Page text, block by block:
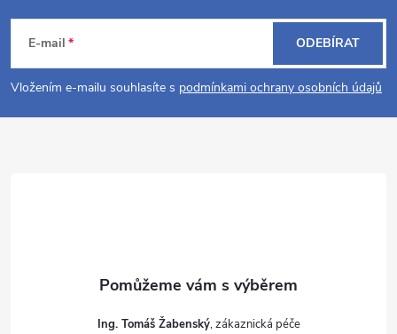
p
E-mail
Vložením e-mailu souhlasíte s podmínkami ochrany osobních údajů
ODEBÍRAT
Ing. Tomáš Žabenský